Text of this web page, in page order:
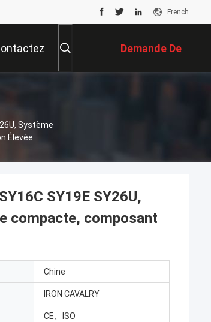
French
Demande De
Soumission
Système
Élevée
SY19E SY26U,
compacte, composant
Chine
IRON CAVALRY
CE、ISO